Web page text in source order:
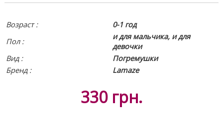
Возраст :
0-1 год
Пол :
и для мальчика, и для
девочки
Вид :
Погремушки
Бренд :
Lamaze
330 грн.